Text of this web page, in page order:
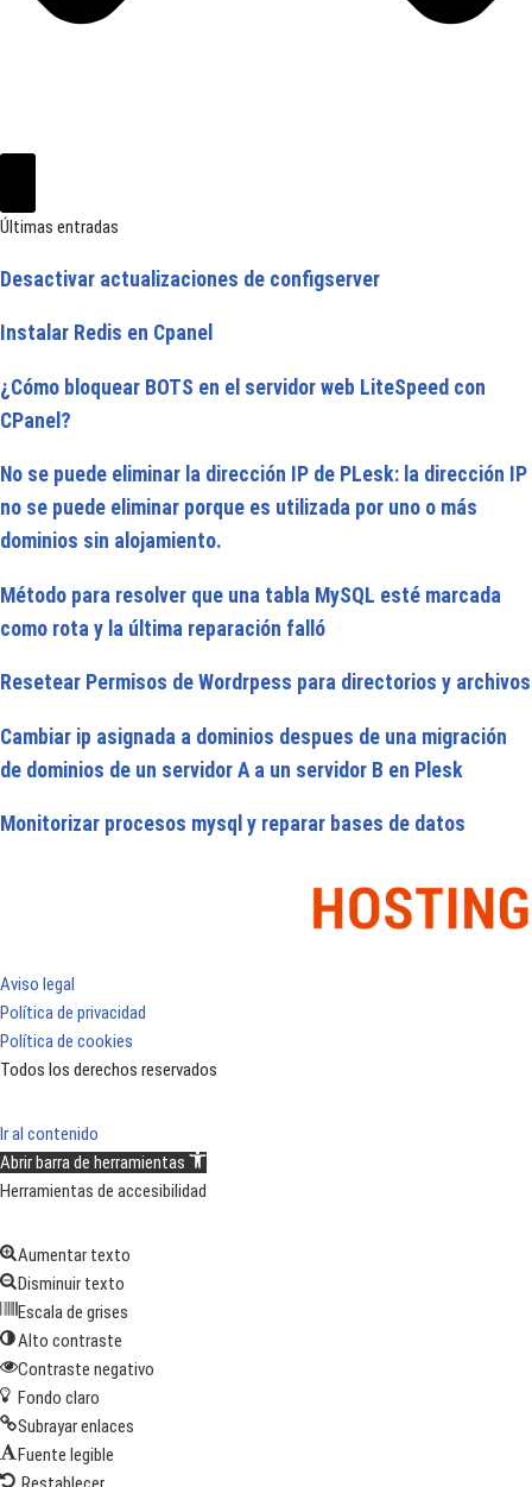
Últimas entradas
Desactivar actualizaciones de configserver
Instalar Redis en Cpanel
¿Cómo bloquear BOTS en el servidor web LiteSpeed con
CPanel?
No se puede eliminar la dirección IP de PLesk: la dirección IP
no se puede eliminar porque es utilizada por uno o más
dominios sin alojamiento.
Método para resolver que una tabla MySQL esté marcada
como rota y la última reparación falló
Resetear Permisos de Wordrpess para directorios y archivos
Cambiar ip asignada a dominios despues de una migración
de dominios de un servidor A a un servidor B en Plesk
Monitorizar procesos mysql y reparar bases de datos
Aviso legal
Política de privacidad
Política de cookies
Todos los derechos reservados
Ir al contenido
Abrir barra de herramientas
Herramientas de accesibilidad
Aumentar texto
Disminuir texto
Escala de grises
Alto contraste
Contraste negativo
Fondo claro
Subrayar enlaces
Fuente legible